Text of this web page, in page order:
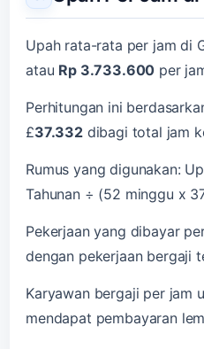
Upah rata-rata per jam di
atau Rp 3.733.600 per
Perhitungan ini
£37.332dibagi total jam
Rumus yang digunakan:
Tahunan ÷ (52 minggu x
Pekerjaan yang dibayar
dengan pekerjaan bergaji
Karyawan bergaji per jam
mendapat pembayaran